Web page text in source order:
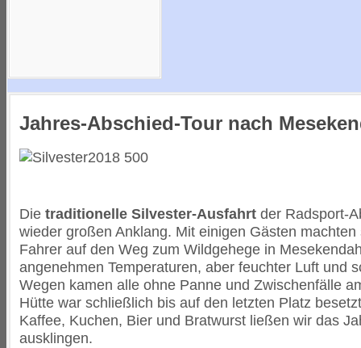
Jahres-Abschied-Tour nach
Die traditionelle Silvester-Ausfahrt der Radsport-
wieder großen Anklang. Mit einigen Gästen machten
Fahrer auf den Weg zum Wildgehege in
angenehmen Temperaturen, aber feuchter Luft und
Wegen kamen alle ohne Panne und Zwischenfälle
Hütte war schließlich bis auf den letzten Platz
Kaffee, Kuchen, Bier und Bratwurst ließen wir das
ausklingen.